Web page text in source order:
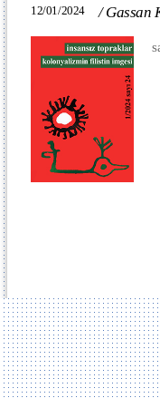
12/01/2024 /Gassan